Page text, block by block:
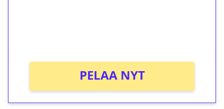
PELAA NYT